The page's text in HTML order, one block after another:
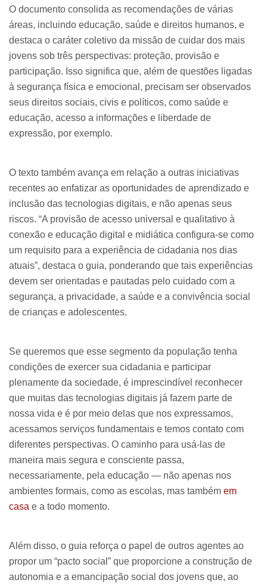
O documento consolida as recomendações de várias
áreas, incluindo educação, saúde e direitos humanos, e
destaca o caráter coletivo da missão de cuidar dos mais
jovens sob três perspectivas: proteção, provisão e
participação. Isso significa que, além de questões ligadas
à segurança física e emocional, precisam ser observados
seus direitos sociais, civis e políticos, como saúde e
educação, acesso a informações e liberdade de
expressão, por exemplo.
O texto também avança em relação a outras iniciativas
recentes ao enfatizar as oportunidades de aprendizado e
inclusão das tecnologias digitais, e não apenas seus
riscos. “A provisão de acesso universal e qualitativo à
conexão e educação digital e midiática configura-se como
um requisito para a experiência de cidadania nos dias
atuais”, destaca o guia, ponderando que tais experiências
devem ser orientadas e pautadas pelo cuidado com a
segurança, a privacidade, a saúde e a convivência social
de crianças e adolescentes.
Se queremos que esse segmento da população tenha
condições de exercer sua cidadania e participar
plenamente da sociedade, é imprescindível reconhecer
que muitas das tecnologias digitais já fazem parte de
nossa vida e é por meio delas que nos expressamos,
acessamos serviços fundamentais e temos contato com
diferentes perspectivas. O caminho para usá-las de
maneira mais segura e consciente passa,
necessariamente, pela educação — não apenas nos
ambientes formais, como as escolas, mas também em
casa e a todo momento.
Além disso, o guia reforça o papel de outros agentes ao
propor um “pacto social” que proporcione a construção de
autonomia e a emancipação social dos jovens que, ao